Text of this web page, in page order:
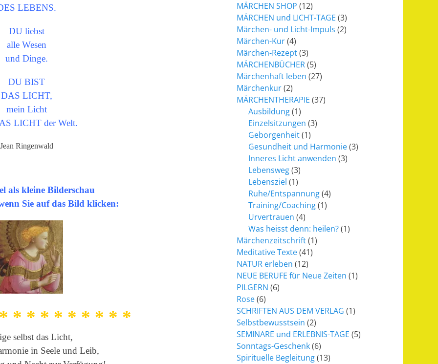
LEBENS.
DU liebst
alle Wesen
und Dinge.
DU BIST
DAS LICHT,
mein Licht
LICHT der Welt.
Jean Ringenwald
als kleine Bilderschau
Sie auf das Bild klicken:
* * * * * * * * *
selbst das Licht,
in Seele und Leib,
MÄRCHEN SHOP (12)
MÄRCHEN und LICHT-TAGE (3)
Märchen- und Licht-Impuls (2)
Märchen-Kur(4)
Märchen-Rezept(3)
MÄRCHENBÜCHER(5)
Märchenhaft leben (27)
Märchenkur(2)
MÄRCHENTHERAPIE (37)
Ausbildung(1)
Einzelsitzungen (3)
Geborgenheit(1)
Gesundheit und Harmonie(3)
Inneres Licht anwenden (3)
Lebensweg(3)
Lebensziel (1)
Ruhe/Entspannung(4)
Training/Coaching(1)
Urvertrauen (4)
Was heisst denn: heilen?(1)
Märchenzeitschrift(1)
Meditative Texte(41)
NATUR erleben (12)
NEUE BERUFE für Neue Zeiten (1)
PILGERN (6)
Rose(6)
SCHRIFTEN AUS DEM VERLAG (1)
Selbstbewusstsein (2)
SEMINARE und ERLEBNIS-TAGE (5)
Sonntags-Geschenk(6)
Spirituelle Begleitung(13)